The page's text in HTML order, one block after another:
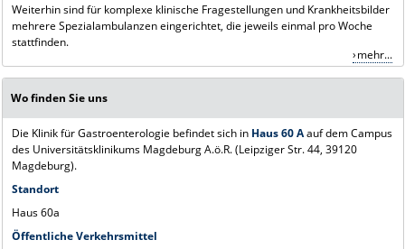
Weiterhin sind für komplexe klinische Fragestellungen und Krankheitsbilder
mehrere Spezialambulanzen eingerichtet, die jeweils einmal pro Woche
stattfinden.
mehr...
Wo finden Sie uns
Die Klinik für Gastroenterologie befindet sich in Haus 60 Aauf dem Campus
des Universitätsklinikums Magdeburg A.ö.R. (Leipziger Str. 44, 39120
Magdeburg).
Standort
Haus 60a
Öffentliche Verkehrsmittel